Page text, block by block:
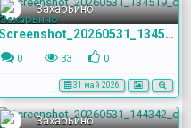
Захарьино
Screenshot_20260531_134519_com.yandex.browser
0 33 0
31 май 2026
Захарьино